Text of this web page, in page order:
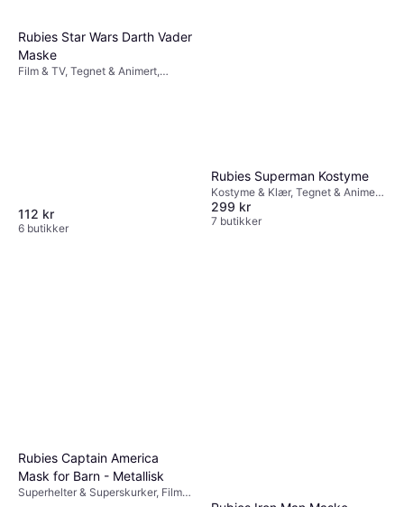
Rubies Star Wars Darth Vader
Maske
Film & TV, Tegnet & Animert,
112 kr
6 butikker
Rubies Superman Kostyme
Kostyme & Klær, Tegnet & Animert,
Superhelter & Superskurker, Film &
TV, Annen Film & TV
299 kr
7 butikker
Rubies Captain America
Mask for Barn - Metallisk
Superhelter & Superskurker, Film &